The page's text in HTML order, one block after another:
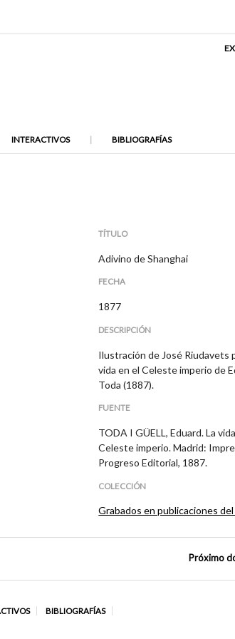
INTERACTIVOS BIBLIOGRAFÍAS
TÍTULO
Adivino de Shanghai
FECHA
1877
DESCRIPCIÓN
Ilustración de José Riudavets
vida en el Celeste imperio de
Toda (1887).
FUENTE
TODA I GÜELL, Eduard. La
Celeste imperio. Madrid:
Progreso Editorial, 1887.
COLECCIÓN
Grabados en publicaciones
Próximo
BIBLIOGRAFÍAS